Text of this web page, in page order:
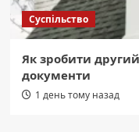
Суспільство
Як зробити
документи
1 день тому назад